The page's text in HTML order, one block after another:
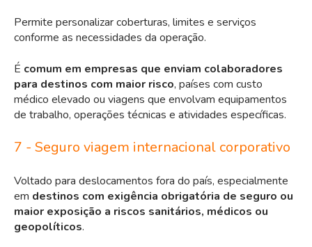
Permite personalizar coberturas, limites e serviços
conforme as necessidades da operação.
É comum em empresas que enviam colaboradores
para destinos com maior risco, países com custo
médico elevado ou viagens que envolvam equipamentos
de trabalho, operações técnicas e atividades específicas.
7 - Seguro viagem internacional corporativo
Voltado para deslocamentos fora do país, especialmente
em destinos com exigência obrigatória de seguro ou
maior exposição a riscos sanitários, médicos ou
geopolíticos.